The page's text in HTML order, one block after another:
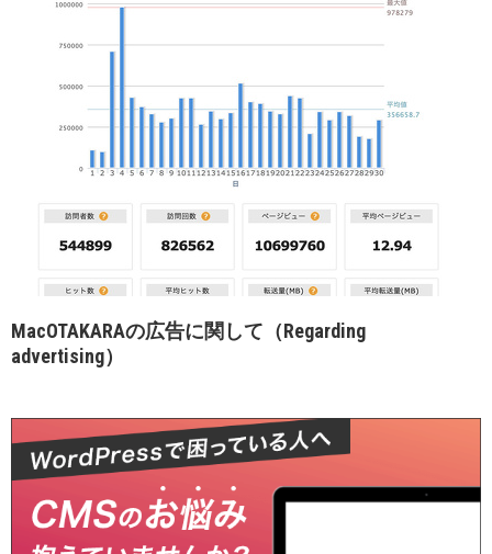
MacOTAKARAの広告に関して（Regarding
advertising）